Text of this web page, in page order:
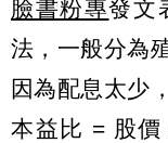
臉書粉專發文
法，一般分為
因為配息太少
本益比 = 股